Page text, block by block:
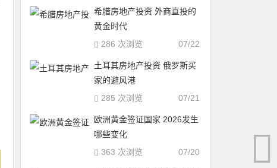
希腊房地产投资 外商直投的
黄金时代
07/22
286 次浏览
土耳其房地产投资 俄罗斯买
家的避风港
07/21
285 次浏览
欧洲黄金签证国家 2026发生
哪些变化
07/20
363 次浏览